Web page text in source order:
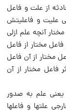
از علت و فاعل
علیت و فاعلیتش
آنچه علم ازلى
مختار از فاعل
مختار از آن فاعل
فاعل مختار از آن
یعنى علم به صدور
علتها و فاعلها